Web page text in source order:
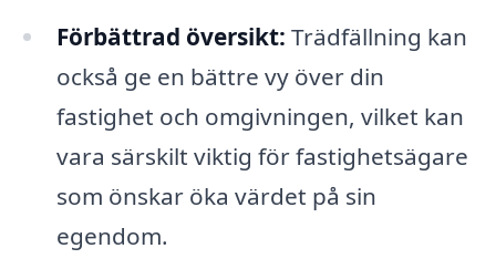
Förbättrad översikt: Trädfällning kan
också ge en bättre vy över din
fastighet och omgivningen, vilket kan
vara särskilt viktig för fastighetsägare
som önskar öka värdet på sin
egendom.